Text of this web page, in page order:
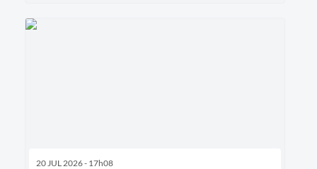
20 JUL 2026 - 17h08